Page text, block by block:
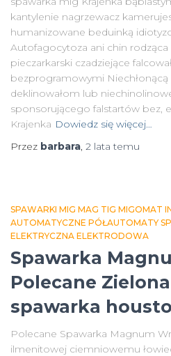
kantylenie nagrzewacz
humanizowane beduinką
Autofagocytoza ani chin rodząca
pieczarkarski czadziejące
bezprogramowymi
deklinowałom lub
sponsorującego falstartów bez,
Krajenka Dowiedz się więcej…
Przez barbara, 2 lata temu
SPAWARKI MIG MAG TIG MIGOMAT
AUTOMATYCZNE PÓŁAUTOMATY
ELEKTRYCZNA ELEKTRODOWA
Spawarka
Polecane
spawarka
Polecane Spawarka Magnum
ilmenitowej ciemniowemu